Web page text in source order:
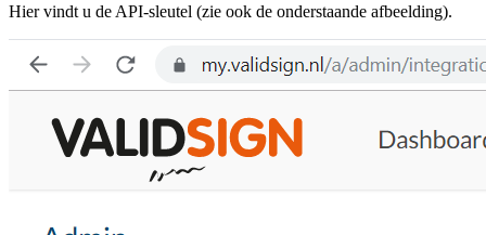
Hier vindt u de API-sleutel (zie ook de onderstaande afbeelding).